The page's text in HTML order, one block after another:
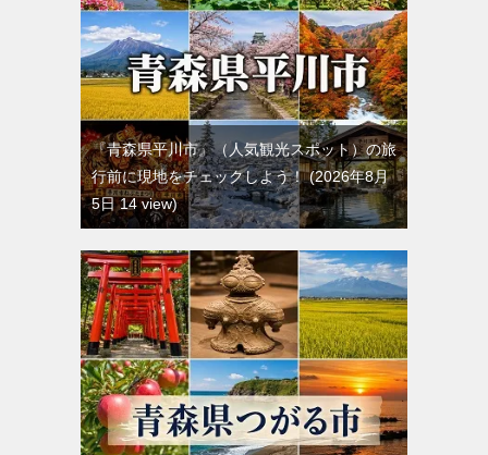
『青森県平川市』（人気観光スポット）の旅
行前に現地をチェックしよう！ 2026年8月
5日 14 view